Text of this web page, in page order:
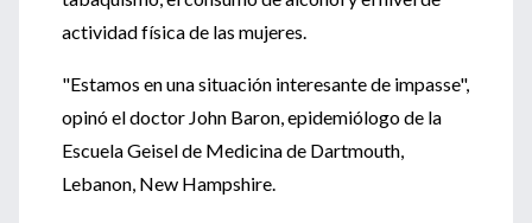
actividad física de las mujeres.
"Estamos en una situación interesante de impasse",
opinó el doctor John Baron, epidemiólogo de la
Escuela Geisel de Medicina de Dartmouth,
Lebanon, New Hampshire.